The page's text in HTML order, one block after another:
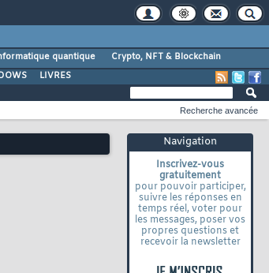
quantique
Crypto, NFT & Blockchain
LIVRES
Navigation
Inscrivez-vous
gratuitement
pour pouvoir participer,
suivre les réponses en
temps réel, voter pour
les messages, poser vos
propres questions et
recevoir la newsletter
Recherche avancée